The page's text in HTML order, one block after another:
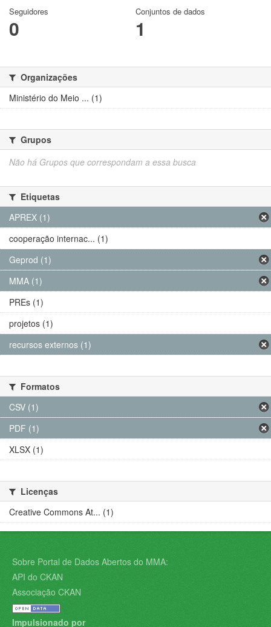
Seguidores
0
Conjuntos de dados
1
Organizações
Ministério do Meio ... (1)
Grupos
Não há Grupos que correspondam a essa busca
Etiquetas
APREX (1)
cooperação internac... (1)
Geprod (1)
MMA (1)
PREs (1)
projetos (1)
recursos externos (1)
Formatos
CSV (1)
PDF (1)
XLSX (1)
Licenças
Creative Commons At... (1)
Sobre Portal de Dados Abertos do MMA:
API do CKAN
Associação CKAN
Impulsionado por